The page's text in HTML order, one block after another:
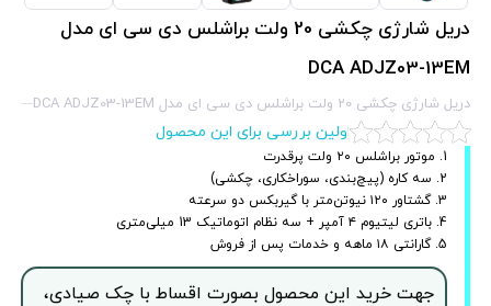
دریل شارژی چکشی 20 ولت براشلس دی سی ای مدل
DCA ADJZ03-13EM
دریل شارژی چکشی 20 ولت براشلس دی سی ای مدل DCA ADJZ03-13EM
اولین بررسی برای این محصول
1. موتور براشلس ۲۰ ولت پرقدرت
2. سه کاره (پیچ‌بندی، سوراخکاری، چکشی)
3. گشتاور ۱۲۰ نیوتن‌متر با گیربکس دو سرعته
4. باتری لیتیوم ۴ آمپر + سه نظام اتوماتیک 13 میلی‌متری
5. گارانتی ۱۸ ماهه و خدمات پس از فروش
جهت خرید این محصول بصورت اقساط با چک صیادی،